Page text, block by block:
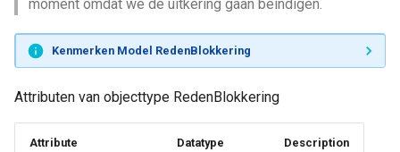
moment omdat we de uitkering gaan beindigen.
Kenmerken Model RedenBlokkering
Attributen van objecttype RedenBlokkering
Attribute Datatype Description